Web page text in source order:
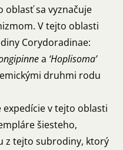
oblasť sa vyznačuje
V tejto oblasti
Corydoradinae:
a ‘Hoplisoma’
druhmi rodu
v tejto oblasti
šiesteho,
z tejto subrodiny, ktorý